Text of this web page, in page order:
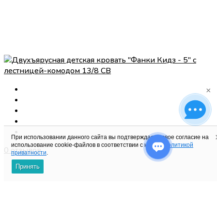
0 отзывов
При использовании данного сайта вы подтверждаете свое согласие на
использование cookie-файлов в соответствии с нашей политикой
приватности.
Принять
×